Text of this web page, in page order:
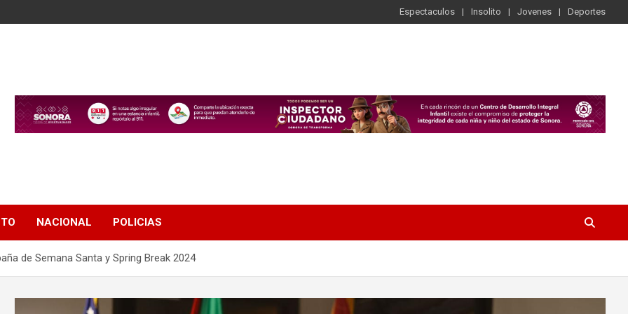
Espectaculos Insolito Jovenes Deportes
NACIONAL POLICIAS
de Semana Santa y Spring Break 2024